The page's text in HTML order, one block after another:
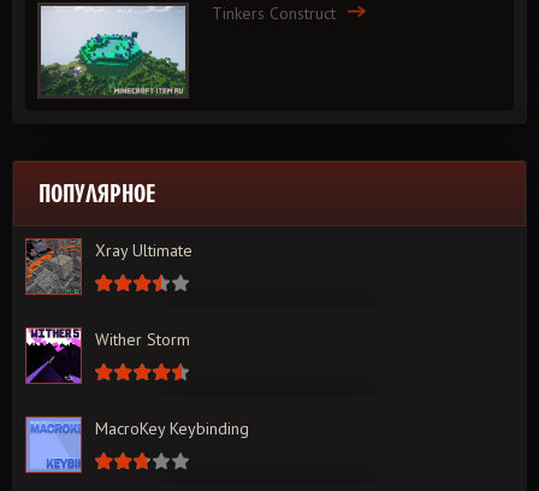
Tinkers Construct
ПОПУЛЯРНОЕ
Xray Ultimate
Wither Storm
MacroKey Keybinding